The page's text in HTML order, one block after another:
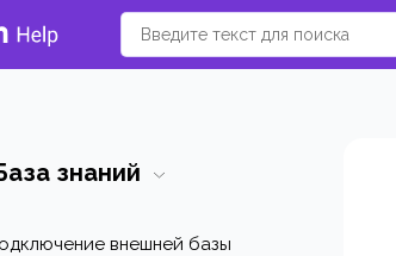
знаний
внешней базы